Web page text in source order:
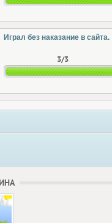
Играл без наказание в сайта.
3/3